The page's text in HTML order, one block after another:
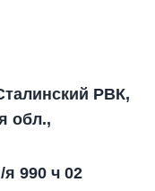
РВК,
обл.,
я 990 ч 02